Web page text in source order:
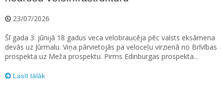
23/07/2026
Šī gada 3. jūnijā 18 gadus veca velobraucēja pēc valsts eksāmena
devās uz Jūrmalu. Viņa pārvietojās pa veloceļu virzienā no Brīvības
prospekta uz Meža prospektu. Pirms Edinburgas prospekta...
Lasīt tālāk